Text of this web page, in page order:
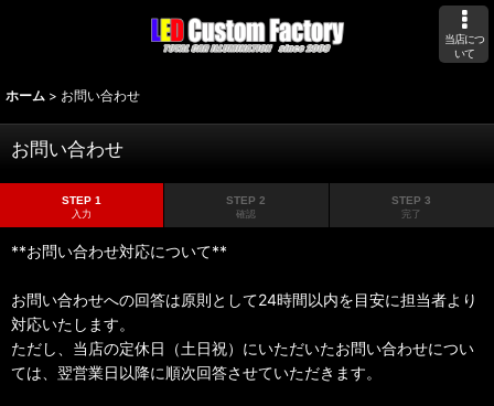
当店につ
いて
ホーム > お問い合わせ
お問い合わせ
STEP 1
入力
STEP 2
確認
STEP 3
完了
**お問い合わせ対応について**
お問い合わせへの回答は原則として24時間以内を目安に担当者より
対応いたします。
ただし、当店の定休日（土日祝）にいただいたお問い合わせについ
ては、翌営業日以降に順次回答させていただきます。